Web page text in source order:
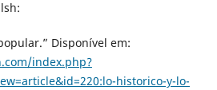
Disponível em:
index.php?
historico-y-lo-